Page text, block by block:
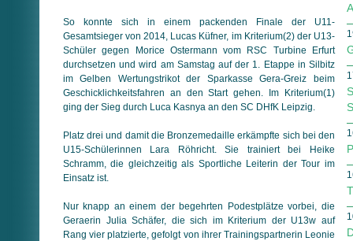
So konnte sich in einem packenden Finale der U11-
Gesamtsieger von 2014, Lucas Küfner, im Kriterium(2) der U13-
Schüler gegen Morice Ostermann vom RSC Turbine Erfurt
durchsetzen und wird am Samstag auf der 1. Etappe in Silbitz
im Gelben Wertungstrikot der Sparkasse Gera-Greiz beim
Geschicklichkeitsfahren an den Start gehen. Im Kriterium(1)
ging der Sieg durch Luca Kasnya an den SC DHfK Leipzig.
Platz drei und damit die Bronzemedaille erkämpfte sich bei den
U15-Schülerinnen Lara Röhricht. Sie trainiert bei Heike
Schramm, die gleichzeitig als Sportliche Leiterin der Tour im
Einsatz ist.
Nur knapp an einem der begehrten Podestplätze vorbei, die
Geraerin Julia Schäfer, die sich im Kriterium der U13w auf
Rang vier platzierte, gefolgt von ihrer Trainingspartnerin Leonie